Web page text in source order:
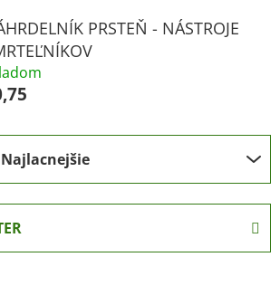
PRSTEŇ - NÁSTROJE
Najlacnejšie